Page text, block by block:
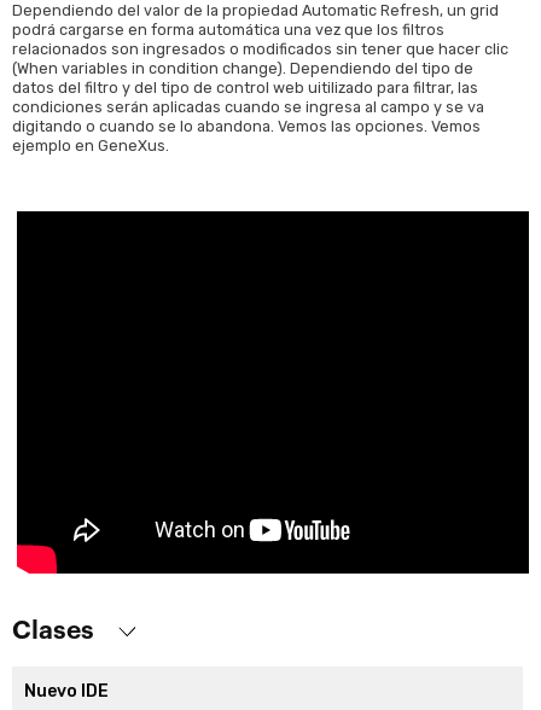
Ajuda
Dependiendo del valor de la propiedad Automatic Refresh, un grid
podrá cargarse en forma automática una vez que los filtros
relacionados son ingresados o modificados sin tener que hacer clic
(When variables in condition change). Dependiendo del tipo de
datos del filtro y del tipo de control web uitilizado para filtrar, las
condiciones serán aplicadas cuando se ingresa al campo y se va
digitando o cuando se lo abandona. Vemos las opciones. Vemos
ejemplo en GeneXus.
Clases
Nuevo IDE